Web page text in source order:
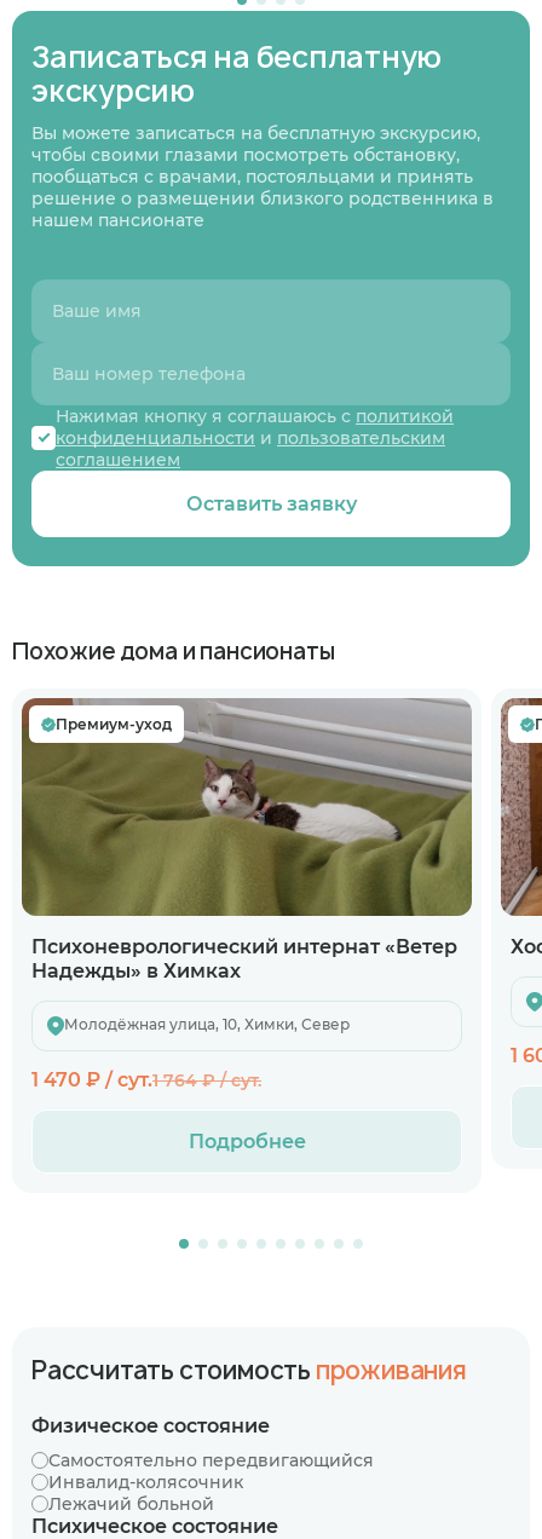
Записаться на бесплатную
экскурсию
Вы можете записаться на бесплатную экскурсию,
чтобы своими глазами посмотреть обстановку,
пообщаться с врачами, постояльцами и принять
решение о размещении близкого родственника в
нашем пансионате
Нажимая кнопку я соглашаюсь с политикой
конфиденциальности и пользовательским
соглашением
Оставить заявку
Похожие дома и пансионаты
Премиум-уход
Психоневрологический интернат «Ветер
Надежды» в Химках
Молодёжная улица, 10, Химки, Север
1 470 ₽ / сут.1 764 ₽ / сут.
Подробнее
1
Рассчитать стоимость проживания
Физическое состояние
Самостоятельно передвигающийся
Инвалид-колясочник
Лежачий больной
Психическое состояние
Предыдущий вопрос
Следующий вопрос
Нажимая кнопку я соглашаюсьс политикой
конфиденциальностии пользовательским
соглашением
Оставить заявку
Нажимая кнопку я соглашаюсь
конфиденциальности и пользовательским
соглашением
Перезвоните мне
Нажимая кнопку я соглашаюсь
конфиденциальности и пользовательским
соглашением
Записаться
Нажимая кнопку я соглашаюсь
конфиденциальности и пользовательским
соглашением
Записаться